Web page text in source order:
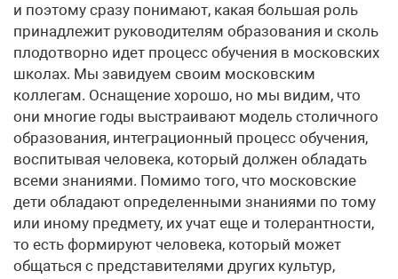
и поэтому сразу понимают, какая большая роль
принадлежит руководителям образования и сколь
плодотворно идет процесс обучения в московских
школах. Мы завидуем своим московским
коллегам. Оснащение хорошо, но мы видим, что
они многие годы выстраивают модель столичного
образования, интеграционный процесс обучения,
воспитывая человека, который должен обладать
всеми знаниями. Помимо того, что московские
дети обладают определенными знаниями по тому
или иному предмету, их учат еще и толерантности,
то есть формируют человека, который может
общаться с представителями других культур,